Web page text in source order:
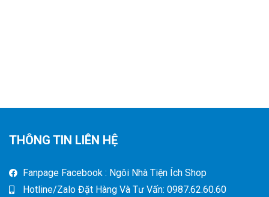
THÔNG TIN LIÊN HỆ
Fanpage Facebook : Ngôi Nhà Tiện Ích Shop
Hotline/Zalo Đặt Hàng Và Tư Vấn: 0987.62.60.60